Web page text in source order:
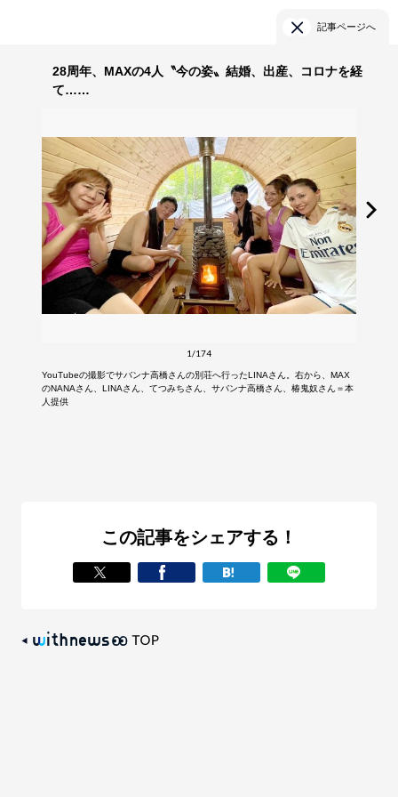
記事ページへ
28周年、MAXの4人〝今の姿〟結婚、出産、コロナを経
て……
1/174
YouTubeの撮影でサバンナ高橋さんの別荘へ行ったLINAさん。右から、MAX
のNANAさん、LINAさん、てつみちさん、サバンナ高橋さん、椿鬼奴さん＝本
人提供
この記事をシェアする！